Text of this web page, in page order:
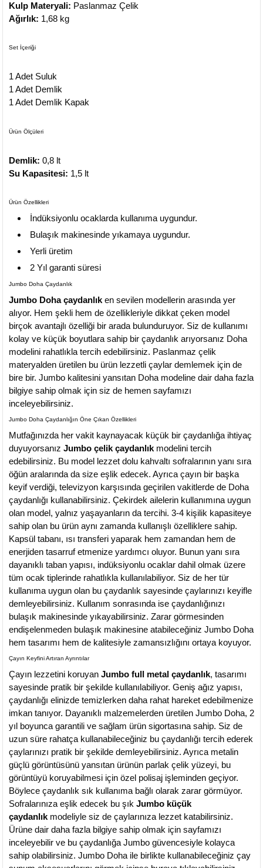
Kulp Materyali: Paslanmaz Çelik
Ağırlık: 1,68 kg
Set İçeriği
1 Adet Suluk
1 Adet Demlik
1 Adet Demlik Kapak
Ürün Ölçüleri
Demlik: 0,8 lt
Su Kapasitesi: 1,5 lt
Ürün Özellikleri
İndüksiyonlu ocaklarda kullanıma uygundur.
Bulaşık makinesinde yıkamaya uygundur.
Yerli üretim
2 Yıl garanti süresi
Jumbo Doha Çaydanlık
Jumbo Doha çaydanlık en sevilen modellerin arasında yer
alıyor. Hem şekli hem de özellikleriyle dikkat çeken model
birçok avantajlı özelliği bir arada bulunduruyor. Siz de kullanımı
kolay ve küçük boyutlara sahip bir çaydanlık arıyorsanız Doha
modelini rahatlıkla tercih edebilirsiniz. Paslanmaz çelik
materyalden üretilen bu ürün lezzetli çaylar demlemek için de
bire bir. Jumbo kalitesini yansıtan Doha modeline dair daha fazla
bilgiye sahip olmak için siz de hemen sayfamızı
inceleyebilirsiniz.
Jumbo Doha Çaydanlığın Öne Çıkan Özellikleri
Mutfağınızda her vakit kaynayacak küçük bir çaydanlığa ihtiyaç
duyuyorsanız Jumbo çelik çaydanlık modelini tercih
edebilirsiniz. Bu model lezzet dolu kahvaltı sofralarının yanı sıra
öğün aralarında da size eşlik edecek. Ayrıca çayın bir başka
keyif verdiği, televizyon karşısında geçirilen vakitlerde de Doha
çaydanlığı kullanabilirsiniz. Çekirdek ailelerin kullanımına uygun
olan model, yalnız yaşayanların da tercihi. 3-4 kişilik kapasiteye
sahip olan bu ürün aynı zamanda kullanışlı özelliklere sahip.
Kapsül tabanı, ısı transferi yaparak hem zamandan hem de
enerjiden tasarruf etmenize yardımcı oluyor. Bunun yanı sıra
dayanıklı taban yapısı, indüksiyonlu ocaklar dahil olmak üzere
tüm ocak tiplerinde rahatlıkla kullanılabiliyor. Siz de her tür
kullanıma uygun olan bu çaydanlık sayesinde çaylarınızı keyifle
demleyebilirsiniz. Kullanım sonrasında ise çaydanlığınızı
bulaşık makinesinde yıkayabilirsiniz. Zarar görmesinden
endişelenmeden bulaşık makinesine atabileceğiniz Jumbo Doha
hem tasarımı hem de kalitesiyle zamansızlığını ortaya koyuyor.
Çayın Keyfini Artıran Ayrıntılar
Çayın lezzetini koruyan Jumbo full metal çaydanlık, tasarımı
sayesinde pratik bir şekilde kullanılabiliyor. Geniş ağız yapısı,
çaydanlığı elinizde temizlerken daha rahat hareket edebilmenize
imkan tanıyor. Dayanıklı malzemelerden üretilen Jumbo Doha, 2
yıl boyunca garantili ve sağlam ürün sigortasına sahip. Siz de
uzun süre rahatça kullanabileceğiniz bu çaydanlığı tercih ederek
çaylarınızı pratik bir şekilde demleyebilirsiniz. Ayrıca metalin
güçlü görüntüsünü yansıtan ürünün parlak çelik yüzeyi, bu
görüntüyü koruyabilmesi için özel polisaj işleminden geçiyor.
Böylece çaydanlık sık kullanıma bağlı olarak zarar görmüyor.
Sofralarınıza eşlik edecek bu şık Jumbo küçük
çaydanlıkmodeliyle siz de çaylarınıza lezzet katabilirsiniz.
Ürüne dair daha fazla bilgiye sahip olmak için sayfamızı
inceleyebilir ve bu çaydanlığa Jumbo güvencesiyle kolayca
sahip olabilirsiniz. Jumbo Doha ile birlikte kullanabileceğiniz çay